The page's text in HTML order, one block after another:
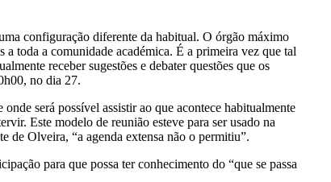
configuração diferente da habitual. O órgão máximo
toda a comunidade académica. É a primeira vez que tal
receber sugestões e debater questões que os
no dia 27.
será possível assistir ao que acontece habitualmente
Este modelo de reunião esteve para ser usado na
de Olveira, “a agenda extensa não o permitiu”.
para que possa ter conhecimento do “que se passa